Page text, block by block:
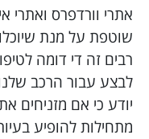
אתרי וורדפרס ואתרי
שוטפת על מנת
רבים זה די דומה
לבצע עבור הרכב
יודע כי אם מזניחים
מתחילות להופיע